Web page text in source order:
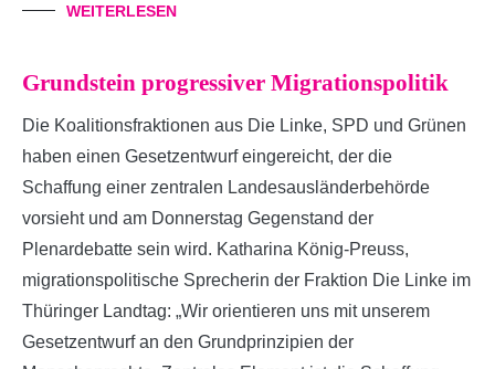
WEITERLESEN
Grundstein progressiver Migrationspolitik
Die Koalitionsfraktionen aus Die Linke, SPD und Grünen
haben einen Gesetzentwurf eingereicht, der die
Schaffung einer zentralen Landesausländerbehörde
vorsieht und am Donnerstag Gegenstand der
Plenardebatte sein wird. Katharina König-Preuss,
migrationspolitische Sprecherin der Fraktion Die Linke im
Thüringer Landtag: „Wir orientieren uns mit unserem
Gesetzentwurf an den Grundprinzipien der